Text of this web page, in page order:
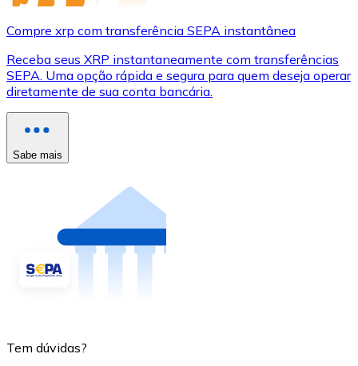
Compre xrp com transferência SEPA instantânea
Receba seus XRP instantaneamente com transferências
SEPA. Uma opção rápida e segura para quem deseja operar
diretamente de sua conta bancária.
Sabe mais
Tem dúvidas?